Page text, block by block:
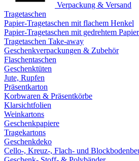
Verpackung & Versand
Tragetaschen
Papier-Tragetaschen mit flachem Henkel
Papier-Tragetaschen mit gedrehtem
Tragetaschen Take-away
Geschenkverpackungen & Zubehör
Flaschentaschen
Geschenktüten
Jute, Rupfen
Präsentkarton
Korbwaren & Präsentkörbe
Klarsichtfolien
Weinkartons
Geschenkpapiere
Tragekartons
Geschenkdeko
Cello-, Kreuz-, Flach- und